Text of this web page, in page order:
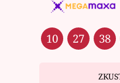
10 27 38